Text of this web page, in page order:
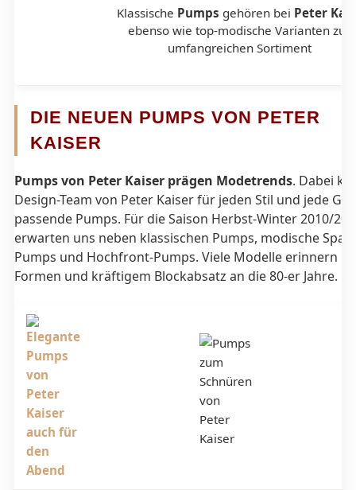
Klassische Pumps gehören bei Peter
ebenso wie top-modische Varianten
umfangreichen Sortiment
DIE NEUEN PUMPS VON PETER
KAISER
Pumps von Peter Kaiser prägen Modetrends. Dabei
Design-Team von Peter Kaiser für jeden Stil und jede
passende Pumps. Für die Saison Herbst-Winter 2010/
erwarten uns neben klassischen Pumps, modische
Pumps und Hochfront-Pumps. Viele Modelle erinnern
Formen und kräftigem Blockabsatz an die 80-er Jahre.